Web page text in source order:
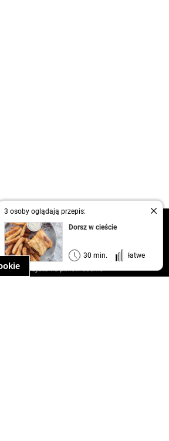
3 osoby oglądają przepis:
Dorsz w cieście
30 min. łatwe
kontakt
regulamin
o prywatności
o wykorzystaniu plików cookie